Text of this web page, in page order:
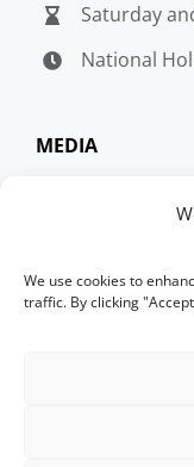
We use cookies to
traffic. By clicking
Saturday
National
MEDIA